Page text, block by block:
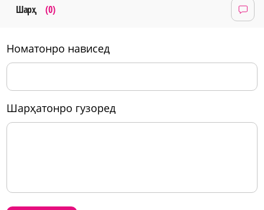
Шарҳ (0)
номатонро нависед
шарҳатонро гузоред